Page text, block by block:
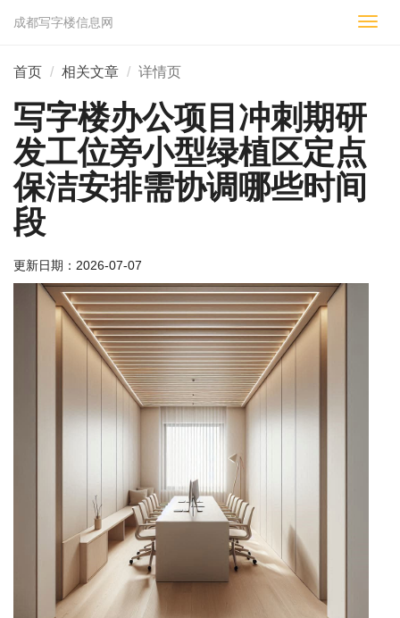
切
成都写字楼信息网
首页 相关文章 详情页
写字楼办公项目冲刺期研
发工位旁小型绿植区定点
保洁安排需协调哪些时间
段
更新日期： 2026-07-07